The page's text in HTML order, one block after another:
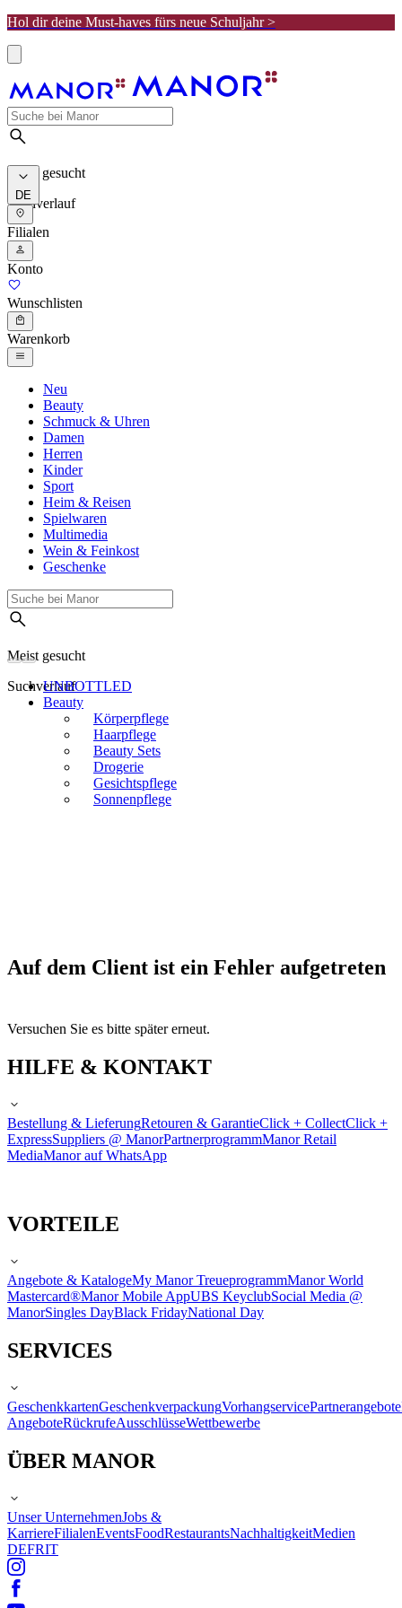
Hol dir deine Must-haves fürs neue Schuljahr >
Meist gesucht
Suchverlauf
DE
Filialen
Konto
Wunschlisten
Warenkorb
Neu
Beauty
Schmuck & Uhren
Damen
Herren
Kinder
Sport
Heim & Reisen
Spielwaren
Multimedia
Wein & Feinkost
Geschenke
Meist gesucht
SuchverlaufUNBOTTLED
Beauty
Körperpflege
Haarpflege
Beauty Sets
Drogerie
Gesichtspflege
Sonnenpflege
Auf dem Client ist ein Fehler aufgetreten
Versuchen Sie es bitte später erneut.
HILFE & KONTAKT
Bestellung & LieferungRetouren & GarantieClick + CollectClick +
ExpressSuppliers @ ManorPartnerprogrammManor Retail
MediaManor auf WhatsApp
VORTEILE
Angebote & KatalogeMy Manor TreueprogrammManor World
Mastercard®Manor Mobile AppUBS KeyclubSocial Media @
ManorSingles DayBlack FridayNational Day
SERVICES
GeschenkkartenGeschenkverpackungVorhangservicePartnerangebote
AngeboteRückrufeAusschlüsseWettbewerbe
ÜBER MANOR
Unser UnternehmenJobs &
KarriereFilialenEventsFoodRestaurantsNachhaltigkeitMedien
DEFRIT